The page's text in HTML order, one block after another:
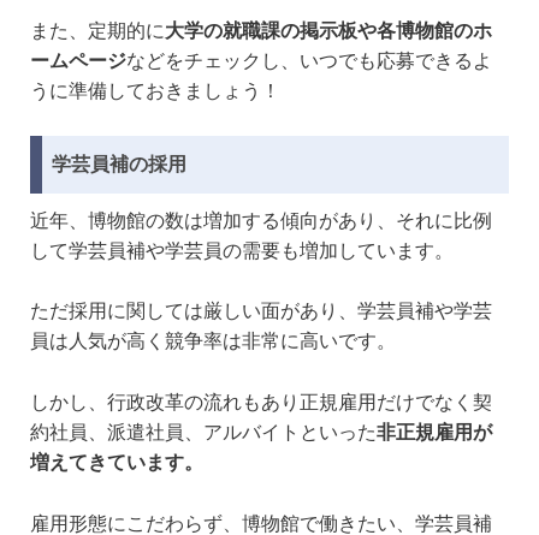
また、定期的に大学の就職課の掲示板や各博物館のホ
ームページなどをチェックし、いつでも応募できるよ
うに準備しておきましょう！
学芸員補の採用
近年、博物館の数は増加する傾向があり、それに比例
して学芸員補や学芸員の需要も増加しています。
ただ採用に関しては厳しい面があり、学芸員補や学芸
員は人気が高く競争率は非常に高いです。
しかし、行政改革の流れもあり正規雇用だけでなく契
約社員、派遣社員、アルバイトといった非正規雇用が
増えてきています。
雇用形態にこだわらず、博物館で働きたい、学芸員補